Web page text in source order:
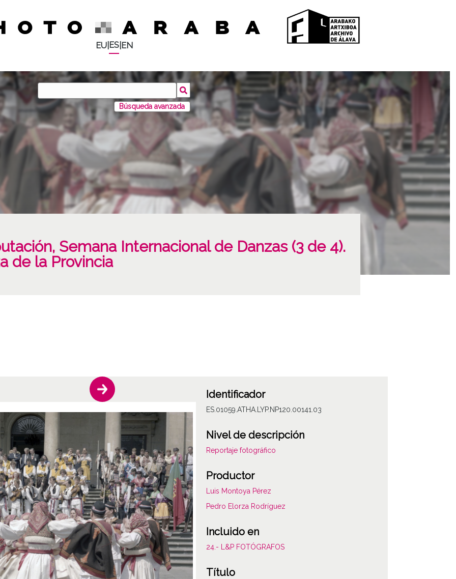
EU| ES| EN
Búsqueda avanzada
Semana Internacional de Danzas (3 de 4).
de la Provincia
Identificador
ES.01059.ATHA.LYP.NP120.00141.03
Nivel de descripción
Reportaje fotográfico
Productor
Luis Montoya Pérez
Pedro Elorza Rodríguez
Incluido en
24.- L&P FOTÓGRAFOS
Título